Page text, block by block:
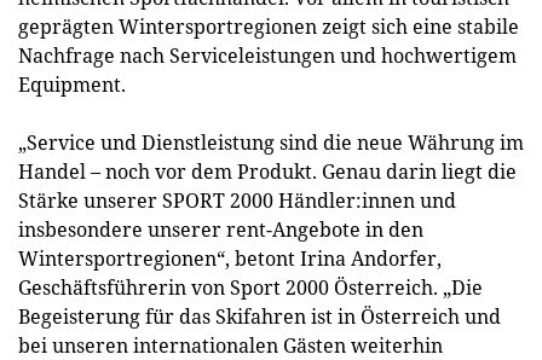
geprägten Wintersportregionen zeigt sich eine stabile
Nachfrage nach Serviceleistungen und hochwertigem
Equipment.
„Service und Dienstleistung sind die neue Währung im
Handel – noch vor dem Produkt. Genau darin liegt die
Stärke unserer SPORT 2000 Händler:innen und
insbesondere unserer rent-Angebote in den
Wintersportregionen“, betont Irina Andorfer,
Geschäftsführerin von Sport 2000 Österreich. „Die
Begeisterung für das Skifahren ist in Österreich und
bei unseren internationalen Gästen weiterhin